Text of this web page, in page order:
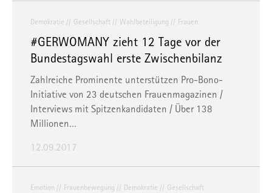
Demokratie Gesellschaft Wahlbeteiligung Frauen
#GERWOMANY zieht 12 Tage vor der
Bundestagswahl erste Zwischenbilanz
Zahlreiche Prominente unterstützen Pro-Bono-
Initiative von 23 deutschen Frauenmagazinen /
Interviews mit Spitzenkandidaten / Über 138
Millionen…
12.09.2017
Emotion Frauenbewegung Demokratie Gesellschaft